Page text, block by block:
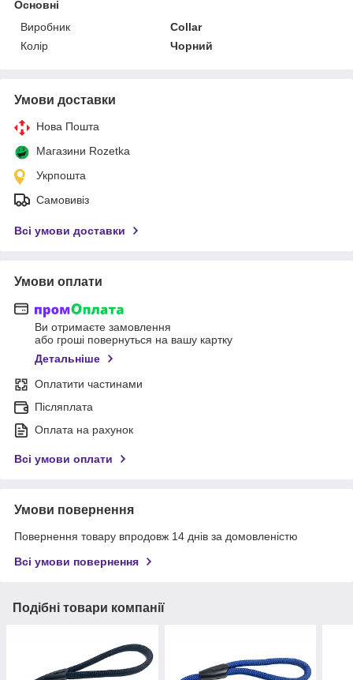
Основні
Виробник
Collar
Колір
Чорний
Умови доставки
Нова Пошта
Магазини Rozetka
Укрпошта
Самовивіз
Всі умови доставки
Умови оплати
Ви отримаєте замовлення
або гроші повернуться на вашу картку
Детальніше
Оплатити частинами
Післяплата
Оплата на рахунок
Всі умови оплати
Умови повернення
Повернення товару впродовж 14 днів за домовленістю
Всі умови повернення
Подібні товари компанії